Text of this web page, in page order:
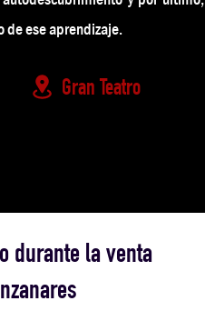
de ese aprendizaje.
Gran Teatro
durante la venta